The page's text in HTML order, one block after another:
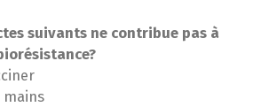
suivants ne contribue pas à
mains